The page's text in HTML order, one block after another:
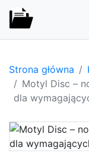
Strona główna
Motyl Disc –
dla